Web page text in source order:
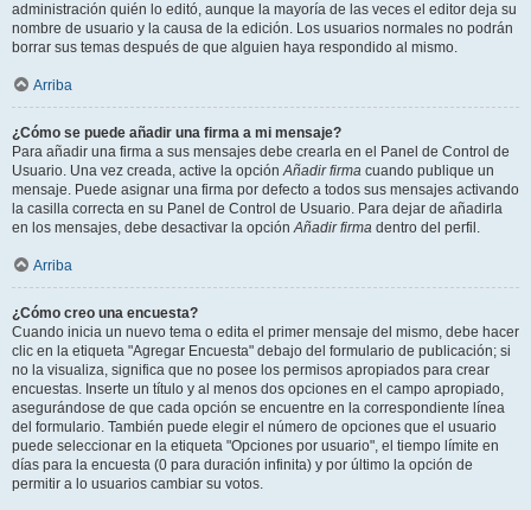
administración quién lo editó, aunque la mayoría de las veces el editor deja su
nombre de usuario y la causa de la edición. Los usuarios normales no podrán
borrar sus temas después de que alguien haya respondido al mismo.
Arriba
¿Cómo se puede añadir una firma a mi mensaje?
Para añadir una firma a sus mensajes debe crearla en el Panel de Control de
Usuario. Una vez creada, active la opciónAñadir firma cuando publique un
mensaje. Puede asignar una firma por defecto a todos sus mensajes activando
la casilla correcta en su Panel de Control de Usuario. Para dejar de añadirla
en los mensajes, debe desactivar la opciónAñadir firma dentro del perfil.
Arriba
¿Cómo creo una encuesta?
Cuando inicia un nuevo tema o edita el primer mensaje del mismo, debe hacer
clic en la etiqueta "Agregar Encuesta" debajo del formulario de publicación; si
no la visualiza, significa que no posee los permisos apropiados para crear
encuestas. Inserte un título y al menos dos opciones en el campo apropiado,
asegurándose de que cada opción se encuentre en la correspondiente línea
del formulario. También puede elegir el número de opciones que el usuario
puede seleccionar en la etiqueta "Opciones por usuario", el tiempo límite en
días para la encuesta (0 para duración infinita) y por último la opción de
permitir a lo usuarios cambiar su votos.